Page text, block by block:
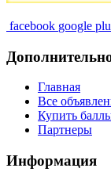
facebook google
Главная
Все
Купить
Партнеры
Информация